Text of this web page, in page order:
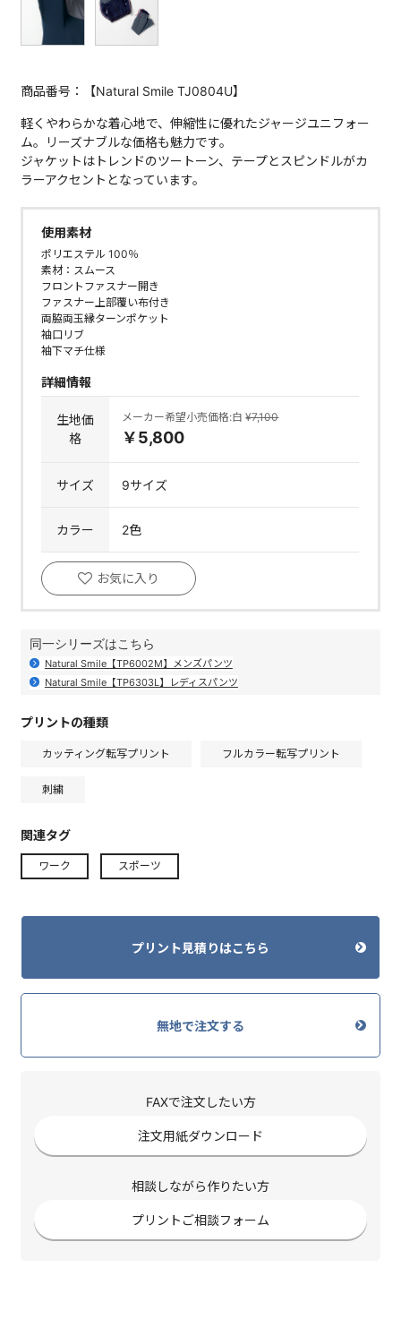
商品番号：【Natural Smile TJ0804U】
軽くやわらかな着心地で、伸縮性に優れたジャージユニフォー
ム。リーズナブルな価格も魅力です。
ジャケットはトレンドのツートーン、テープとスピンドルがカ
ラーアクセントとなっています。
使用素材
ポリエステル 100％
素材：スムース
フロントファスナー開き
ファスナー上部覆い布付き
両脇両玉縁ターンポケット
袖口リブ
袖下マチ仕様
詳細情報
生地価
格
メーカー希望小売価格:白¥7,100
￥5,800
サイズ 9サイズ
カラー 2色
お気に入り
同一シリーズはこちら
Natural Smile【TP6002M】メンズパンツ
Natural Smile【TP6303L】レディスパンツ
プリントの種類
カッティング転写プリント フルカラー転写プリント
刺繍
関連タグ
ワーク スポーツ
プリント見積りはこちら
無地で注文する
FAXで注文したい方
注文用紙ダウンロード
相談しながら作りたい方
プリントご相談フォーム